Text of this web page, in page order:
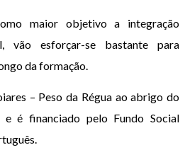
maior objetivo a integração
vão esforçar-se bastante para
da formação.
– Peso da Régua ao abrigo do
é financiado pelo Fundo Social